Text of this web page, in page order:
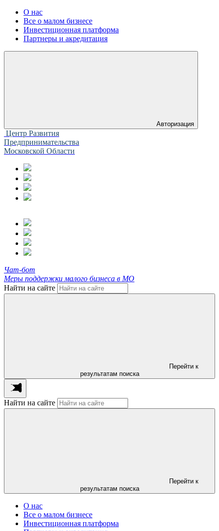
О нас
Все о малом бизнесе
Инвестиционная платформа
Партнеры и акредитация
Авторизация
Центр Развития
Предпринимательства
Московской Области
Чат-бот
Меры поддержки малого бизнеса в МО
Найти на сайте
Перейти к
результатам поиска
Найти на сайте
Перейти к
результатам поиска
О нас
Все о малом бизнесе
Инвестиционная платформа